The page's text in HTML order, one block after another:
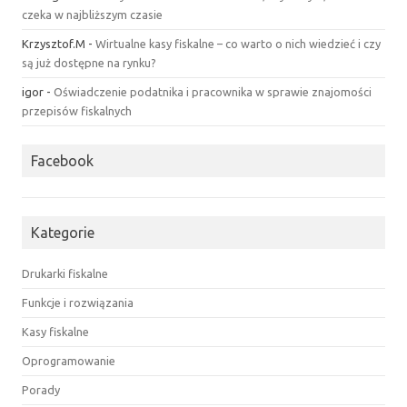
czeka w najbliższym czasie
Krzysztof.M - Wirtualne kasy fiskalne – co warto o nich wiedzieć i czy
są już dostępne na rynku?
igor - Oświadczenie podatnika i pracownika w sprawie znajomości
przepisów fiskalnych
Facebook
Kategorie
Drukarki fiskalne
Funkcje i rozwiązania
Kasy fiskalne
Oprogramowanie
Porady